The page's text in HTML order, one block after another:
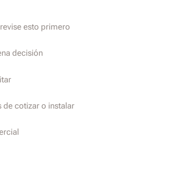
esto primero
decisión
de cotizar o instalar